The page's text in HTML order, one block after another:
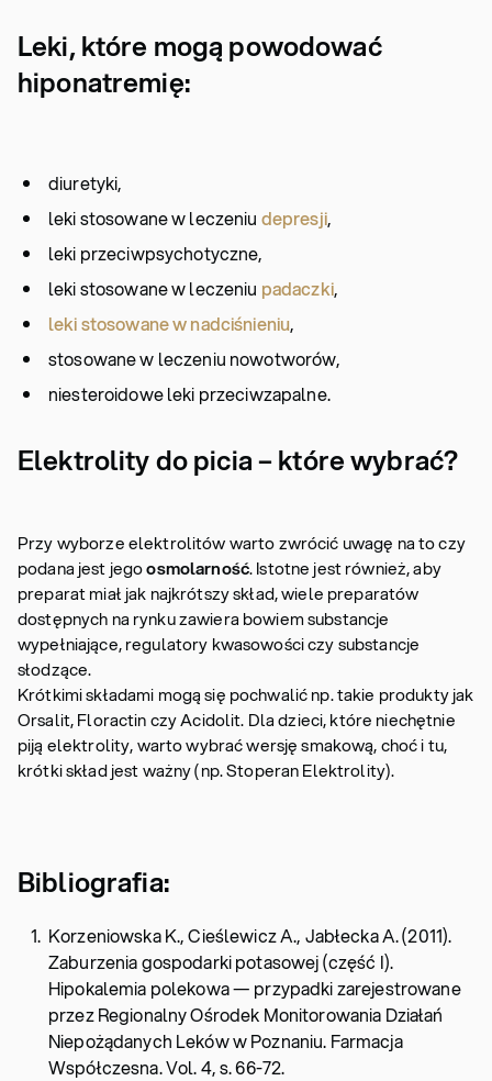
Leki, które mogą powodować
hiponatremię:
diuretyki,
leki stosowane w leczeniu depresji,
leki przeciwpsychotyczne,
leki stosowane w leczeniu padaczki,
leki stosowane w nadciśnieniu,
stosowane w leczeniu nowotworów,
niesteroidowe leki przeciwzapalne.
Elektrolity do picia – które wybrać?
Przy wyborze elektrolitów warto zwrócić uwagę na to czy
podana jest jegoosmolarność. Istotne jest również, aby
preparat miał jak najkrótszy skład, wiele preparatów
dostępnych na rynku zawiera bowiem substancje
wypełniające, regulatory kwasowości czy substancje
słodzące.
Krótkimi składami mogą się pochwalić np. takie produkty jak
Orsalit, Floractin czy Acidolit. Dla dzieci, które niechętnie
piją elektrolity, warto wybrać wersję smakową, choć i tu,
krótki skład jest ważny (np. Stoperan Elektrolity).
Bibliografia:
Korzeniowska K., Cieślewicz A., Jabłecka A. (2011).
Zaburzenia gospodarki potasowej (część I).
Hipokalemia polekowa — przypadki zarejestrowane
przez Regionalny Ośrodek Monitorowania Działań
Niepożądanych Leków w Poznaniu. Farmacja
Współczesna. Vol. 4, s. 66-72.